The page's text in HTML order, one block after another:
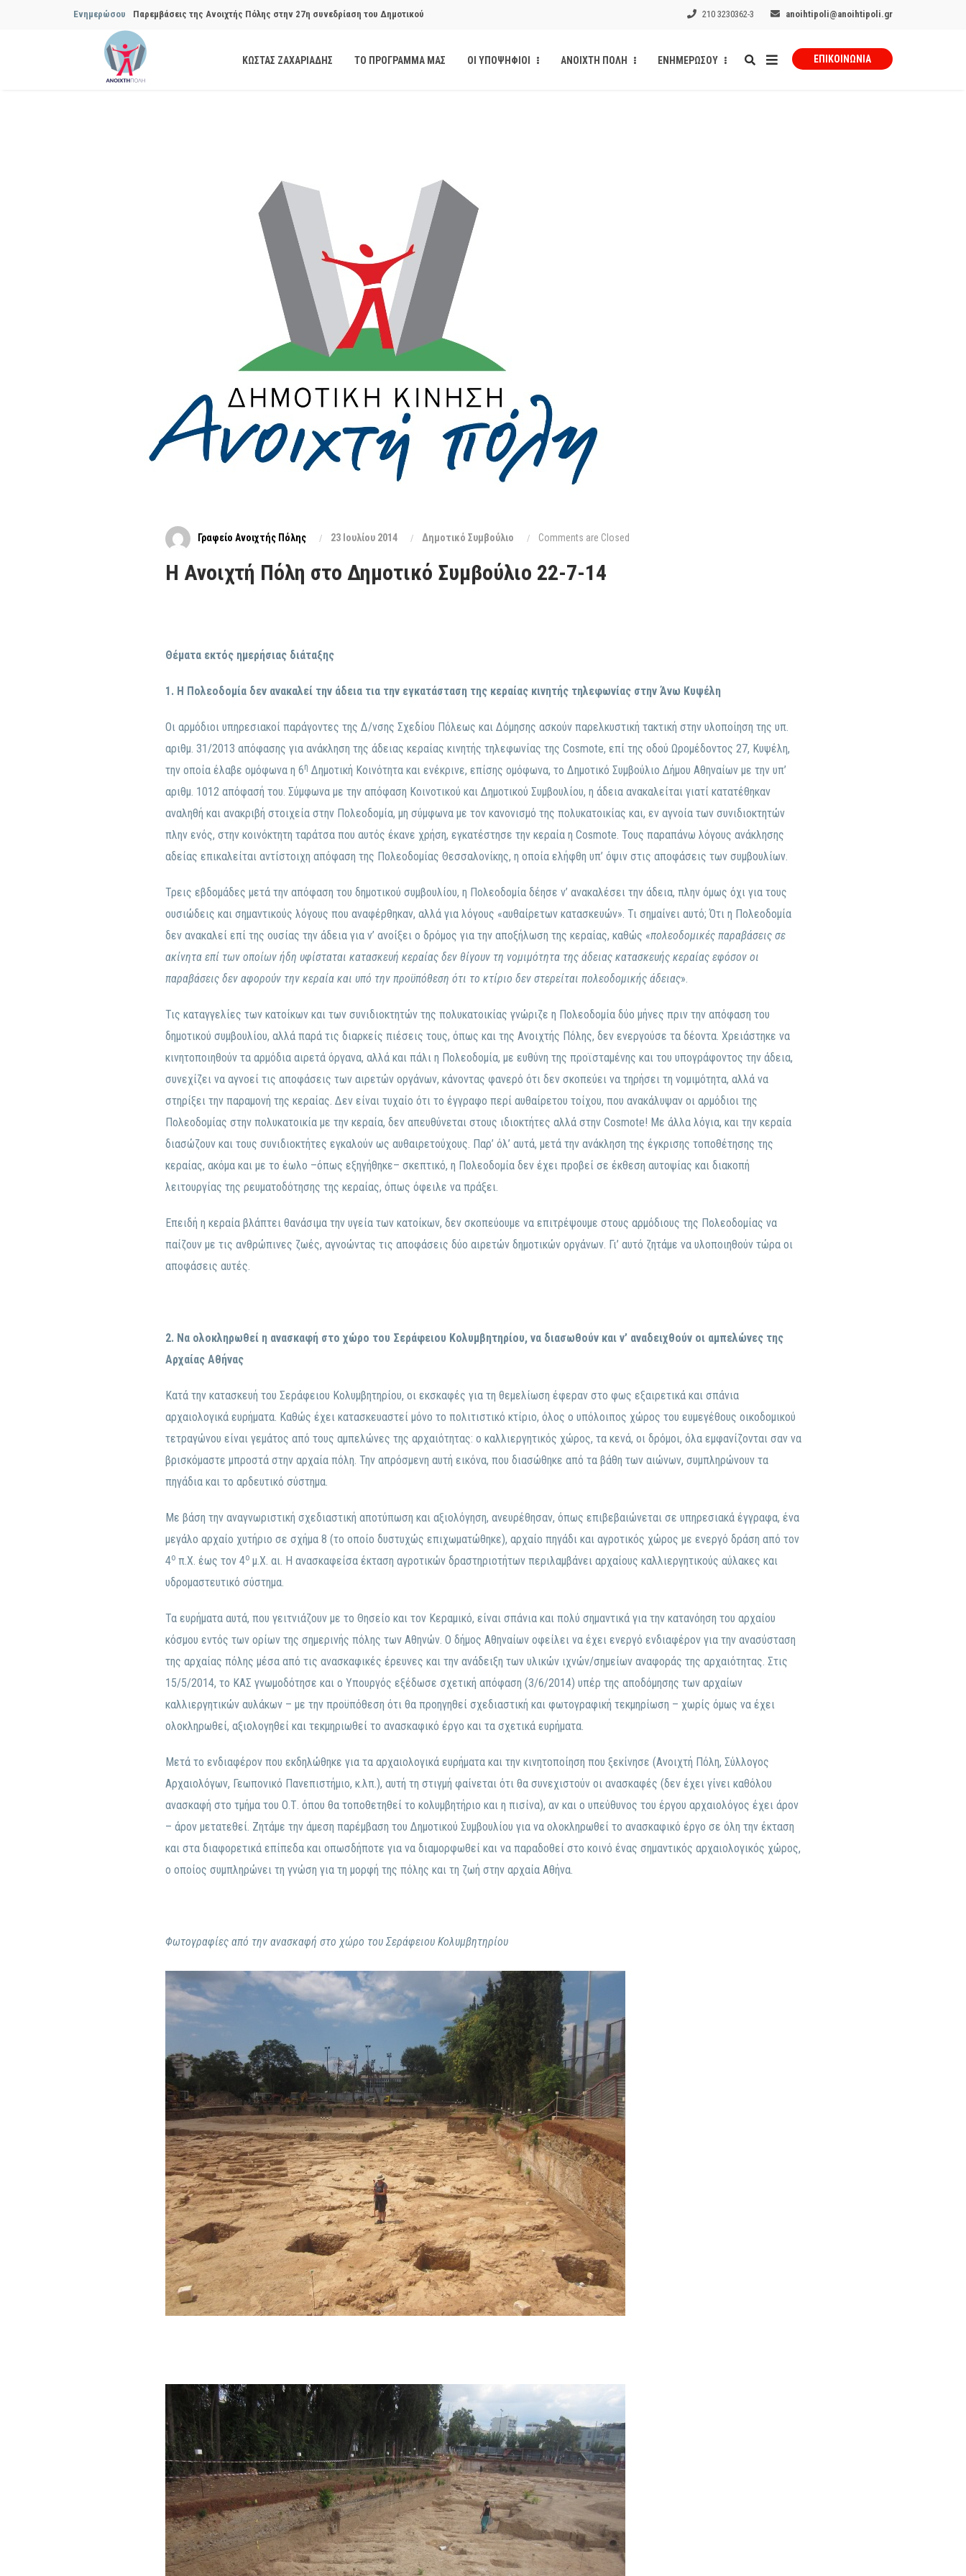
Ενημερώσου Παρεμβάσεις της Ανοιχτής Πόλης στην 29η συνεδρίαση του Δημοτικού
Συμβουλίου του Δήμου…
Να αποδοθούν ευθύνες για το μακροχρόνιο σκάνδαλο των «σπιτιών
Να αποκατασταθεί με εγγυήσεις, διαφάνεια και δημοσιότητα το αίσθημα
Παρεμβάσεις της Ανοιχτής Πόλης στην 27η συνεδρίαση του Δημοτικού
210 3230362-3 anoihtipoli@anoihtipoli.gr
ΚΩΣΤΑΣ ΖΑΧΑΡΙΑΔΗΣ ΤΟ ΠΡΟΓΡΑΜΜΑ ΜΑΣ ΟΙ ΥΠΟΨΗΦΙΟΙ ΑΝΟΙΧΤΗ ΠΟΛΗ ΕΝΗΜΕΡΩΣΟΥ ΕΠΙΚΟΙΝΩΝΊΑ
Γραφείο Ανοιχτής Πόλης 23 Ιουλίου 2014 Δημοτικό Συμβούλιο Comments are Closed
Η Ανοιχτή Πόλη στο Δημοτικό Συμβούλιο 22-7-14
Θέματα εκτός ημερήσιας διάταξης
1. Η Πολεοδομία δεν ανακαλεί την άδεια τια την εγκατάσταση της κεραίας κινητής τηλεφωνίας στην Άνω Κυψέλη
Οι αρμόδιοι υπηρεσιακοί παράγοντες της Δ/νσης Σχεδίου Πόλεως και Δόμησης ασκούν παρελκυστική τακτική στην υλοποίηση της υπ.
αριθμ. 31/2013 απόφασης για ανάκληση της άδειας κεραίας κινητής τηλεφωνίας της Cosmote, επί της οδού Ωρομέδοντος 27, Κυψέλη,
την οποία έλαβε ομόφωνα η 6η Δημοτική Κοινότητα και ενέκρινε, επίσης ομόφωνα, το Δημοτικό Συμβούλιο Δήμου Αθηναίων με την υπ’
αριθμ. 1012 απόφασή του. Σύμφωνα με την απόφαση Κοινοτικού και Δημοτικού Συμβουλίου, η άδεια ανακαλείται γιατί κατατέθηκαν
αναληθή και ανακριβή στοιχεία στην Πολεοδομία, μη σύμφωνα με τον κανονισμό της πολυκατοικίας και, εν αγνοία των συνιδιοκτητών
πλην ενός, στην κοινόκτητη ταράτσα που αυτός έκανε χρήση, εγκατέστησε την κεραία η Cosmote. Τους παραπάνω λόγους ανάκλησης
αδείας επικαλείται αντίστοιχη απόφαση της Πολεοδομίας Θεσσαλονίκης, η οποία ελήφθη υπ’ όψιν στις αποφάσεις των συμβουλίων.
Τρεις εβδομάδες μετά την απόφαση του δημοτικού συμβουλίου, η Πολεοδομία δέησε ν’ ανακαλέσει την άδεια, πλην όμως όχι για τους
ουσιώδεις και σημαντικούς λόγους που αναφέρθηκαν, αλλά για λόγους «αυθαίρετων κατασκευών». Τι σημαίνει αυτό; Ότι η Πολεοδομία
δεν ανακαλεί επί της ουσίας την άδεια για ν’ ανοίξει ο δρόμος για την αποξήλωση της κεραίας, καθώς «πολεοδομικές παραβάσεις σε
ακίνητα επί των οποίων ήδη υφίσταται κατασκευή κεραίας δεν θίγουν τη νομιμότητα της άδειας κατασκευής κεραίας εφόσον οι
παραβάσεις δεν αφορούν την κεραία και υπό την προϋπόθεση ότι το κτίριο δεν στερείται πολεοδομικής άδειας».
Τις καταγγελίες των κατοίκων και των συνιδιοκτητών της πολυκατοικίας γνώριζε η Πολεοδομία δύο μήνες πριν την απόφαση του
δημοτικού συμβουλίου, αλλά παρά τις διαρκείς πιέσεις τους, όπως και της Ανοιχτής Πόλης, δεν ενεργούσε τα δέοντα. Χρειάστηκε να
κινητοποιηθούν τα αρμόδια αιρετά όργανα, αλλά και πάλι η Πολεοδομία, με ευθύνη της προϊσταμένης και του υπογράφοντος την άδεια,
συνεχίζει να αγνοεί τις αποφάσεις των αιρετών οργάνων, κάνοντας φανερό ότι δεν σκοπεύει να τηρήσει τη νομιμότητα, αλλά να
στηρίξει την παραμονή της κεραίας. Δεν είναι τυχαίο ότι το έγγραφο περί αυθαίρετου τοίχου, που ανακάλυψαν οι αρμόδιοι της
Πολεοδομίας στην πολυκατοικία με την κεραία, δεν απευθύνεται στους ιδιοκτήτες αλλά στην Cosmote! Με άλλα λόγια, και την κεραία
διασώζουν και τους συνιδιοκτήτες εγκαλούν ως αυθαιρετούχους. Παρ’ όλ’ αυτά, μετά την ανάκληση της έγκρισης τοποθέτησης της
κεραίας, ακόμα και με το έωλο –όπως εξηγήθηκε– σκεπτικό, η Πολεοδομία δεν έχει προβεί σε έκθεση αυτοψίας και διακοπή
λειτουργίας της ρευματοδότησης της κεραίας, όπως όφειλε να πράξει.
Επειδή η κεραία βλάπτει θανάσιμα την υγεία των κατοίκων, δεν σκοπεύουμε να επιτρέψουμε στους αρμόδιους της Πολεοδομίας να
παίζουν με τις ανθρώπινες ζωές, αγνοώντας τις αποφάσεις δύο αιρετών δημοτικών οργάνων. Γι’ αυτό ζητάμε να υλοποιηθούν τώρα οι
αποφάσεις αυτές.
2. Να ολοκληρωθεί η ανασκαφή στο χώρο του Σεράφειου Κολυμβητηρίου, να διασωθούν και ν’ αναδειχθούν οι αμπελώνες της
Αρχαίας Αθήνας
Κατά την κατασκευή του Σεράφειου Κολυμβητηρίου, οι εκσκαφές για τη θεμελίωση έφεραν στο φως εξαιρετικά και σπάνια
αρχαιολογικά ευρήματα. Καθώς έχει κατασκευαστεί μόνο το πολιτιστικό κτίριο, όλος ο υπόλοιπος χώρος του ευμεγέθους οικοδομικού
τετραγώνου είναι γεμάτος από τους αμπελώνες της αρχαιότητας: ο καλλιεργητικός χώρος, τα κενά, οι δρόμοι, όλα εμφανίζονται σαν να
βρισκόμαστε μπροστά στην αρχαία πόλη. Την απρόσμενη αυτή εικόνα, που διασώθηκε από τα βάθη των αιώνων, συμπληρώνουν τα
πηγάδια και το αρδευτικό σύστημα.
Με βάση την αναγνωριστική σχεδιαστική αποτύπωση και αξιολόγηση, ανευρέθησαν, όπως επιβεβαιώνεται σε υπηρεσιακά έγγραφα, ένα
μεγάλο αρχαίο χυτήριο σε σχήμα 8 (το οποίο δυστυχώς επιχωματώθηκε), αρχαίο πηγάδι και αγροτικός χώρος με ενεργό δράση από τον
4οπ.Χ. έως τον 4ομ.Χ. αι. Η ανασκαφείσα έκταση αγροτικών δραστηριοτήτων περιλαμβάνει αρχαίους καλλιεργητικούς αύλακες και
υδρομαστευτικό σύστημα.
Τα ευρήματα αυτά, που γειτνιάζουν με το Θησείο και τον Κεραμικό, είναι σπάνια και πολύ σημαντικά για την κατανόηση του αρχαίου
κόσμου εντός των ορίων της σημερινής πόλης των Αθηνών. Ο δήμος Αθηναίων οφείλει να έχει ενεργό ενδιαφέρον για την ανασύσταση
της αρχαίας πόλης μέσα από τις ανασκαφικές έρευνες και την ανάδειξη των υλικών ιχνών/σημείων αναφοράς της αρχαιότητας. Στις
15/5/2014, το ΚΑΣ γνωμοδότησε και ο Υπουργός εξέδωσε σχετική απόφαση (3/6/2014) υπέρ της αποδόμησης των αρχαίων
καλλιεργητικών αυλάκων – με την προϋπόθεση ότι θα προηγηθεί σχεδιαστική και φωτογραφική τεκμηρίωση – χωρίς όμως να έχει
ολοκληρωθεί, αξιολογηθεί και τεκμηριωθεί το ανασκαφικό έργο και τα σχετικά ευρήματα.
Μετά το ενδιαφέρον που εκδηλώθηκε για τα αρχαιολογικά ευρήματα και την κινητοποίηση που ξεκίνησε (Ανοιχτή Πόλη, Σύλλογος
Αρχαιολόγων, Γεωπονικό Πανεπιστήμιο, κ.λπ.), αυτή τη στιγμή φαίνεται ότι θα συνεχιστούν οι ανασκαφές (δεν έχει γίνει καθόλου
ανασκαφή στο τμήμα του Ο.Τ. όπου θα τοποθετηθεί το κολυμβητήριο και η πισίνα), αν και ο υπεύθυνος του έργου αρχαιολόγος έχει άρον
– άρον μετατεθεί. Ζητάμε την άμεση παρέμβαση του Δημοτικού Συμβουλίου για να ολοκληρωθεί το ανασκαφικό έργο σε όλη την έκταση
και στα διαφορετικά επίπεδα και οπωσδήποτε για να διαμορφωθεί και να παραδοθεί στο κοινό ένας σημαντικός αρχαιολογικός χώρος,
ο οποίος συμπληρώνει τη γνώση για τη μορφή της πόλης και τη ζωή στην αρχαία Αθήνα.
Φωτογραφίες από την ανασκαφή στο χώρο του Σεράφειου Κολυμβητηρίου